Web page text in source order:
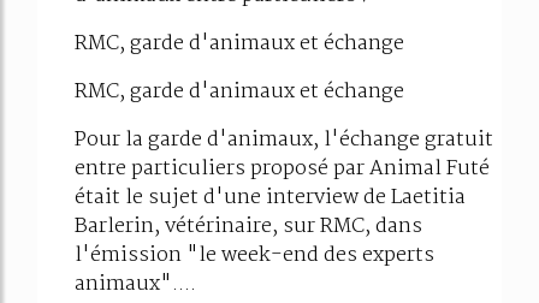
RMC, garde d'animaux et échange
RMC, garde d'animaux et échange
Pour la garde d'animaux, l'échange gratuit
entre particuliers proposé par Animal Futé
était le sujet d'une interview de Laetitia
Barlerin, vétérinaire, sur RMC, dans
l'émission "le week-end des experts
animaux"....